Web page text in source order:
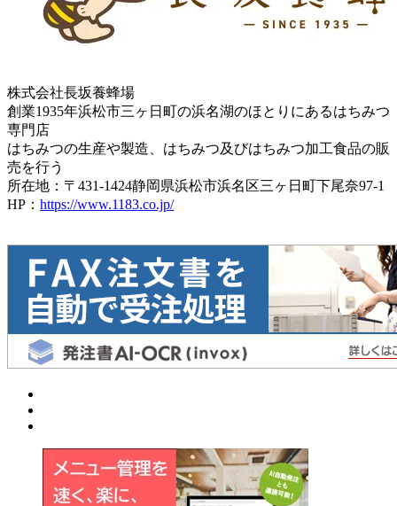
株式会社長坂養蜂場
創業1935年浜松市三ヶ日町の浜名湖のほとりにあるはちみつ
専門店
はちみつの生産や製造、はちみつ及びはちみつ加工食品の販
売を行う
所在地：〒431-1424静岡県浜松市浜名区三ヶ日町下尾奈97-1
HP： https://www.1183.co.jp/